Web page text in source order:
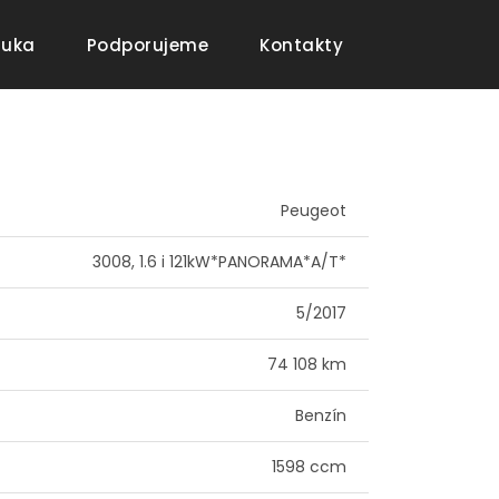
(current)Podporujeme(current)Kontakty(current)
Peugeot
3008, 1.6 i 121kW*PANORAMA*A/T*
5/2017
74 108 km
Benzín
1598 ccm